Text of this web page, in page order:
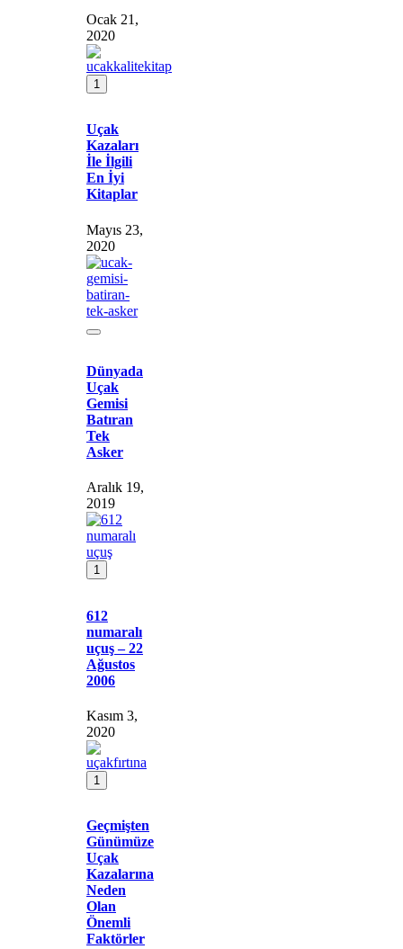
Ocak 21,
2020
1
Uçak
Kazaları
İle İlgili
En İyi
Kitaplar
Mayıs 23,
2020
Dünyada
Uçak
Gemisi
Batıran
Tek
Asker
Aralık 19,
2019
1
612
numaralı
uçuş – 22
Ağustos
2006
Kasım 3,
2020
1
Geçmişten
Günümüze
Uçak
Kazalarına
Neden
Olan
Önemli
Faktörler